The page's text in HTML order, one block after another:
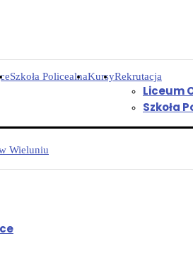
Szkoła PolicealnaKursyRekrutacja
Liceum
Szkoła